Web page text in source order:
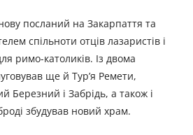
посланий на Закарпаття та
спільноти отців лазаристів і
римо-католиків. Із двома
ще й Тур’я Ремети,
Березний і Забрідь, а також і
збудував новий храм.